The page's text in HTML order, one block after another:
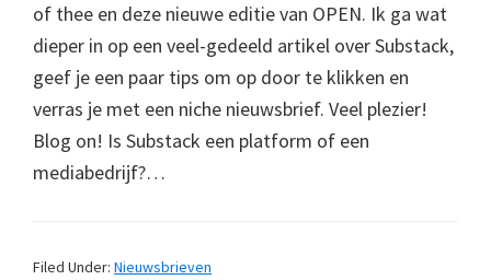
of thee en deze nieuwe editie van OPEN. Ik ga wat
dieper in op een veel-gedeeld artikel over Substack,
geef je een paar tips om op door te klikken en
verras je met een niche nieuwsbrief. Veel plezier!
Blog on! Is Substack een platform of een
mediabedrijf?…
Filed Under: Nieuwsbrieven